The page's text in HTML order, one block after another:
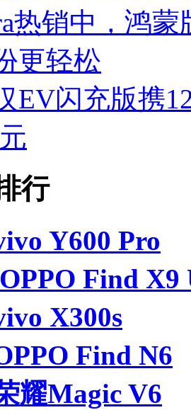
热销中，鸿
更轻松
EV闪充版携
行
Y600 Pro
OPPO Find X9
X300s
Find N6
耀Magic V6